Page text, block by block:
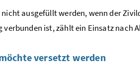
nicht ausgefüllt werden, wenn der
verbunden ist,zählt ein Einsatz nach
versetzt werden